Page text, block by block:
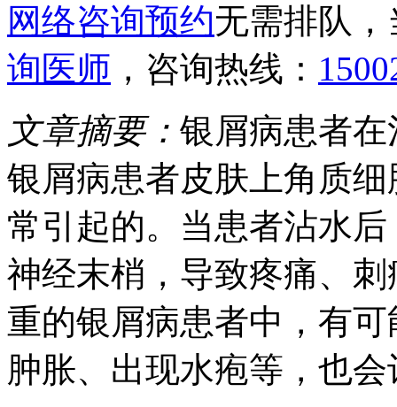
网络咨询预约无需排队
询医师 ，咨询热线：
文章摘要： 银屑病患者
银屑病患者皮肤上角质
常引起的。当患者沾水
神经末梢，导致疼痛、
重的银屑病患者中，有
肿胀、出现水疱等，也